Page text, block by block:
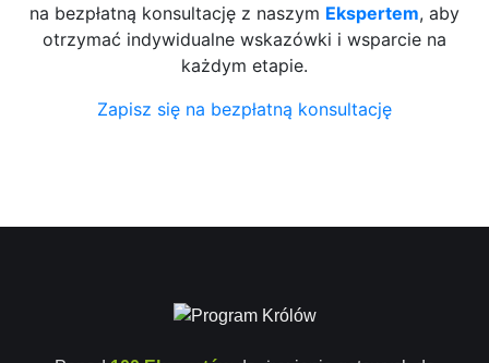
na bezpłatną konsultację z naszym Ekspertem, aby
otrzymać indywidualne wskazówki i wsparcie na
każdym etapie.
Zapisz się na bezpłatną konsultację